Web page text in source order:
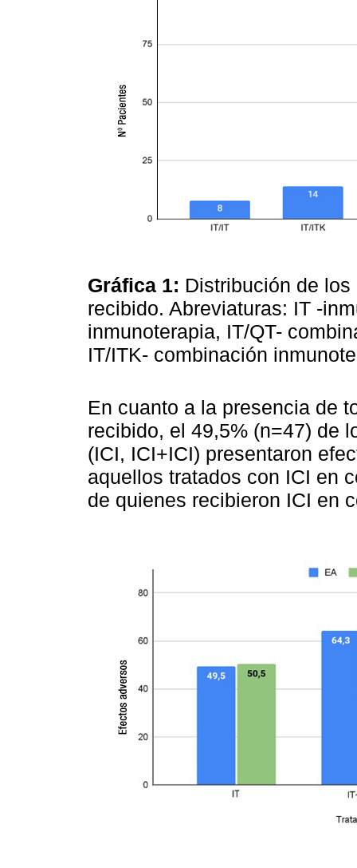
Gráfica 1: Distribución de
recibido. Abreviaturas: IT -
inmunoterapia, IT/QT-
IT/ITK- combinación
En cuanto a la presencia de
recibido, el 49,5% (n=47) de
(ICI, ICI+ICI) presentaron
aquellos tratados con ICI en
de quienes recibieron ICI en